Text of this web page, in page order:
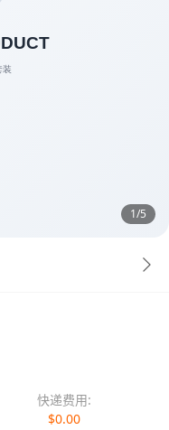
1/5
快递费用:
$0.00